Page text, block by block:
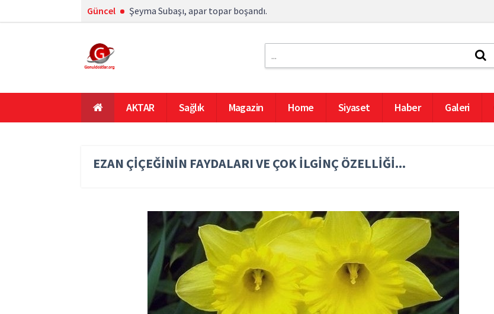
Güncel Şeyma Subaşı, apar topar boşandı.
AKTAR Sağlık Magazin Home Siyaset Haber Galeri
EZAN ÇİÇEĞİNİN FAYDALARI VE ÇOK İLGİNÇ ÖZELLİĞİ...